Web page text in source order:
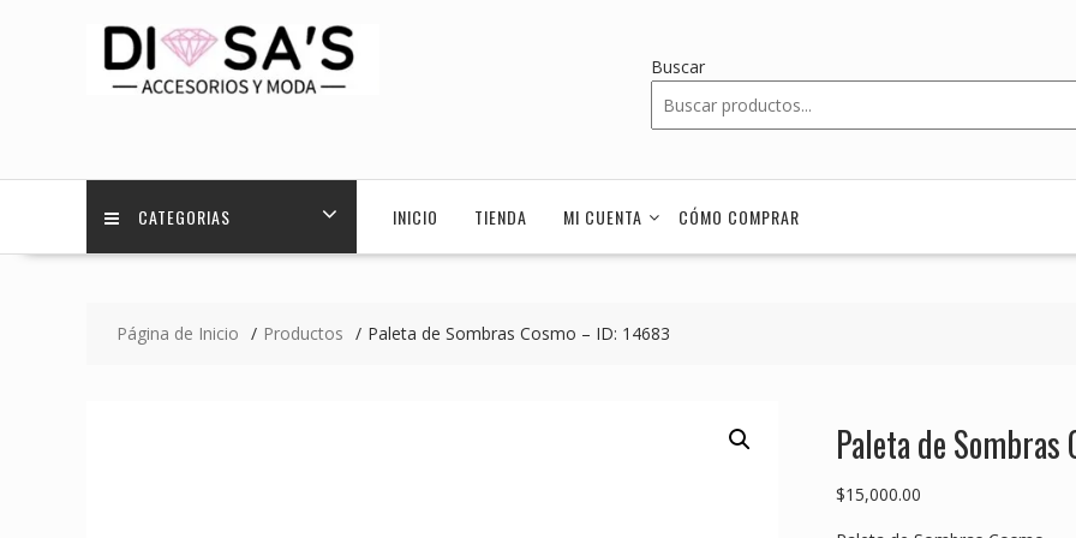
Buscar
CATEGORIAS INICIO TIENDA MI CUENTA CÓMO COMPRAR
Página de Inicio Productos Paleta de Sombras Cosmo – ID: 14683
Paleta de
$15,000.00